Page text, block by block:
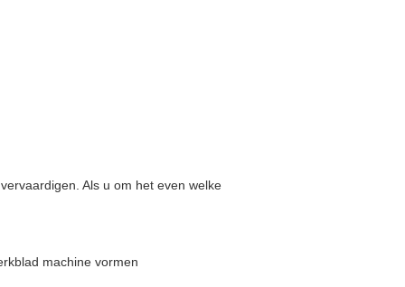
Als u om het even welke
machine vormen